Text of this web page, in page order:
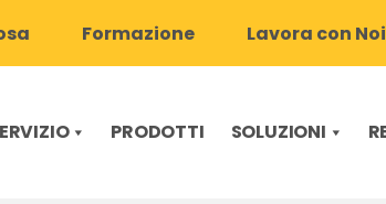
Formazione Lavora con Noi
PRODOTTI SOLUZIONI